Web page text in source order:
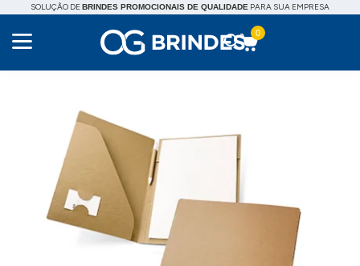
SOLUÇÃO DEBRINDES PROMOCIONAIS DE QUALIDADE PARA SUA EMPRESA
0